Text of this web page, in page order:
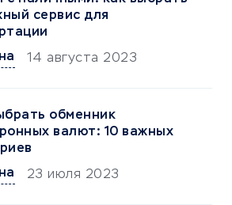
сервис для
14 августа 2023
обменник
валют: 10 важных
23 июля 2023